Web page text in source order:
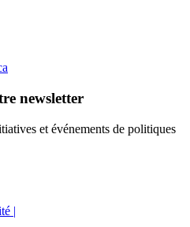
newsletter
et événements de politiques
|